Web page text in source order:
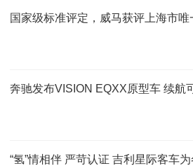
国家级标准评定，威马获评上海市
奔驰发布VISION EQXX原型车 续航
“氢”情相伴 严苛认证 吉利星际客车